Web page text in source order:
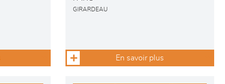
GIRARDEAU
En savoir plus